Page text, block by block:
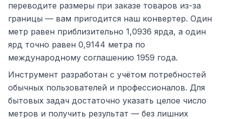
переводите размеры при заказе товаров из-за
границы — вам пригодится наш конвертер. Один
метр равен приблизительно 1,0936 ярда, а один
ярд точно равен 0,9144 метра по
международному соглашению 1959 года.
Инструмент разработан с учётом потребностей
обычных пользователей и профессионалов. Для
бытовых задач достаточно указать целое число
метров и получить результат — без лишних